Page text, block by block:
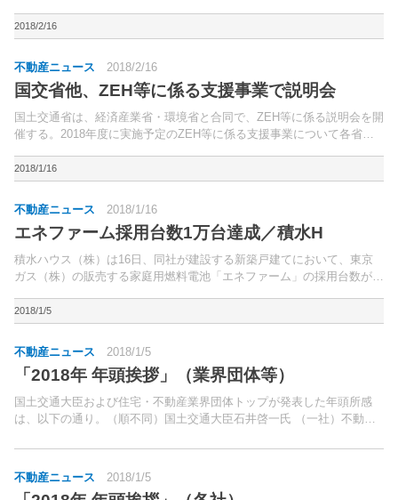
益2,036億7...
2018/2/16
不動産ニュース 2018/2/16
国交省他、ZEH等に係る支援事業で説明会
国土交通省は、経済産業省・環境省と合同で、ZEH等に係る説明会を開
催する。2018年度に実施予定のZEH等に係る支援事業について各省の
2018/1/16
不動産ニュース 2018/1/16
エネファーム採用台数1万台達成／積水H
積水ハウス（株）は16日、同社が建設する新築戸建てにおいて、東京
ガス（株）の販売する家庭用燃料電池「エネファーム」の採用台数が1
た地球環境への配慮に加え、電力ピークカットへの貢献...
2018/1/5
不動産ニュース 2018/1/5
「2018年 年頭挨拶」（業界団体等）
国土交通大臣および住宅・不動産業界団体トップが発表した年頭所感
は、以下の通り。（順不同）国土交通大臣石井啓一氏 （一社）不動産
藤 博氏 （公社）全日本不動産協会理事長原嶋和利氏 （...
不動産ニュース 2018/1/5